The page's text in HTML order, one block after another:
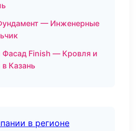
— Инженерные
Finish — Кровля и
Казань
в регионе